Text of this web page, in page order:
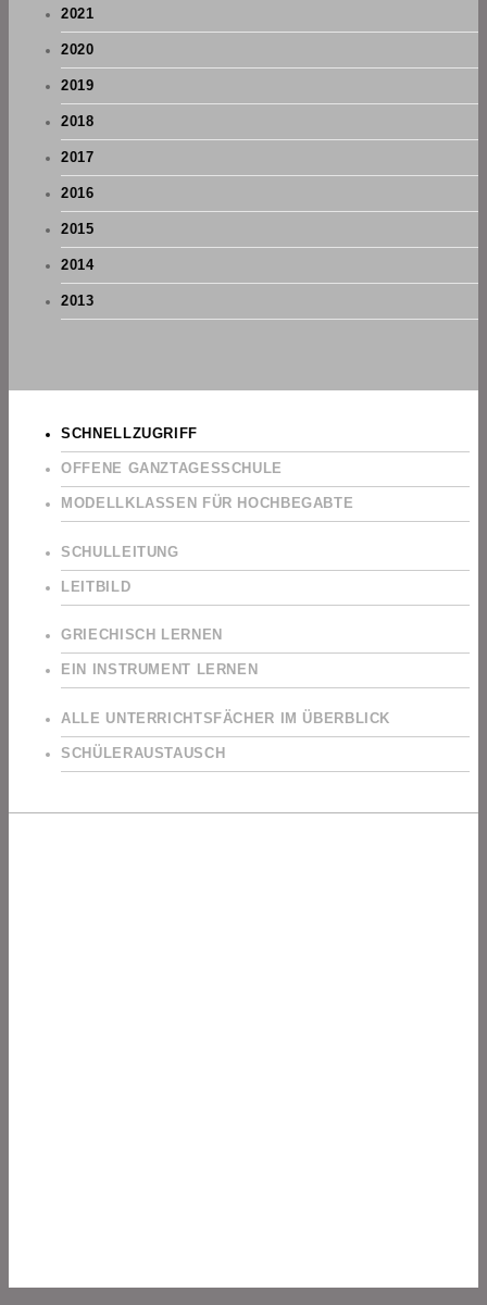
2021
2020
2019
2018
2017
2016
2015
2014
2013
SCHNELLZUGRIFF
OFFENE GANZTAGESSCHULE
MODELLKLASSEN FÜR HOCHBEGABTE
SCHULLEITUNG
LEITBILD
GRIECHISCH LERNEN
EIN INSTRUMENT LERNEN
ALLE UNTERRICHTSFÄCHER IM ÜBERBLICK
SCHÜLERAUSTAUSCH